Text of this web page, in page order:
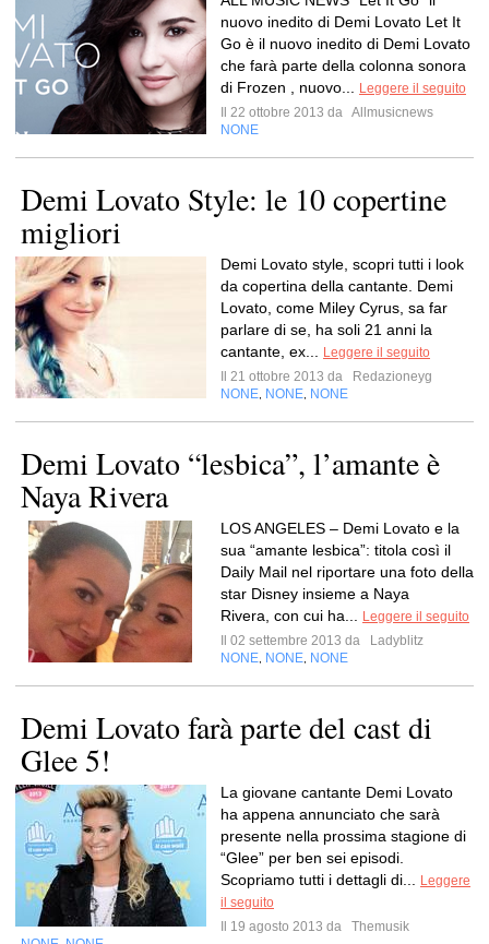
nuovo inedito di Demi Lovato Let It
Go è il nuovo inedito di Demi Lovato
che farà parte della colonna sonora
di Frozen , nuovo...
Leggere il seguito
Il 22 ottobre 2013 da Allmusicnews
NONE
Demi Lovato Style: le 10 copertine
migliori
Demi Lovato style, scopri tutti i look
da copertina della cantante. Demi
Lovato, come Miley Cyrus, sa far
parlare di se, ha soli 21 anni la
cantante, ex...
Leggere il seguito
Il 21 ottobre 2013 da
Redazioneyg
NONE NONE NONE
Demi Lovato “lesbica”, l’amante è
Naya Rivera
LOS ANGELES – Demi Lovato e la
sua “amante lesbica”: titola così il
Daily Mail nel riportare una foto della
star Disney insieme a Naya
Rivera, con cui ha...
Leggere il seguito
Il 02 settembre 2013 da
Ladyblitz
NONE NONE NONE
Demi Lovato farà parte del cast di
Glee 5!
La giovane cantante Demi Lovato
ha appena annunciato che sarà
presente nella prossima stagione di
“Glee” per ben sei episodi.
Scopriamo tutti i dettagli di...
Leggere
il seguito
Il 19 agosto 2013 da
Themusik